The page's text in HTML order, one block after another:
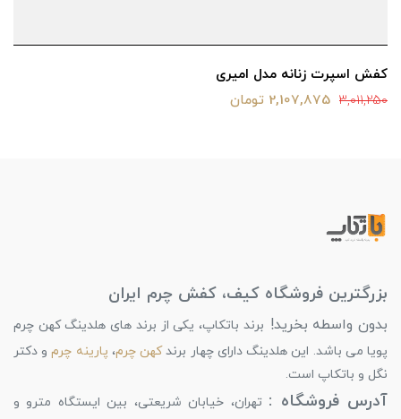
کفش اسپرت زنانه مدل امیری
3,011,250 2,107,875 تومان
بزرگترین فروشگاه کیف، کفش چرم ایران
بدون واسطه بخرید! برند باتکاپ، یکی از برند های هلدینگ کهن چرم
پویا می باشد. این هلدینگ دارای چهار برندکهن چرم، پارینه چرمو دکتر
نگل و باتکاپ است.
آدرس فروشگاه : تهران، خیابان شریعتی، بین ایستگاه مترو و